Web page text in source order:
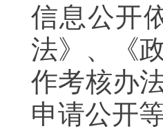
信息公开
法》、《
作考核办
申请公开